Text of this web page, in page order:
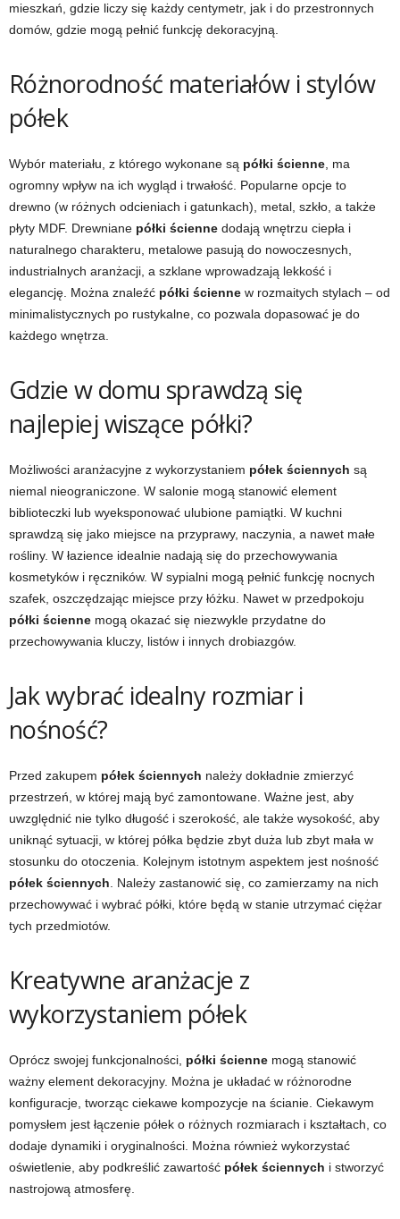
mieszkań, gdzie liczy się każdy centymetr, jak i do przestronnych
domów, gdzie mogą pełnić funkcję dekoracyjną.
Różnorodność materiałów i stylów
półek
Wybór materiału, z którego wykonane są półki ścienne , ma
ogromny wpływ na ich wygląd i trwałość. Popularne opcje to
drewno (w różnych odcieniach i gatunkach), metal, szkło, a także
płyty MDF. Drewniane półki ścienne dodają wnętrzu ciepła i
naturalnego charakteru, metalowe pasują do nowoczesnych,
industrialnych aranżacji, a szklane wprowadzają lekkość i
elegancję. Można znaleźć półki ścienne w rozmaitych stylach – od
minimalistycznych po rustykalne, co pozwala dopasować je do
każdego wnętrza.
Gdzie w domu sprawdzą się
najlepiej wiszące półki?
Możliwości aranżacyjne z wykorzystaniem półek ściennych są
niemal nieograniczone. W salonie mogą stanowić element
biblioteczki lub wyeksponować ulubione pamiątki. W kuchni
sprawdzą się jako miejsce na przyprawy, naczynia, a nawet małe
rośliny. W łazience idealnie nadają się do przechowywania
kosmetyków i ręczników. W sypialni mogą pełnić funkcję nocnych
szafek, oszczędzając miejsce przy łóżku. Nawet w przedpokoju
półki ścienne mogą okazać się niezwykle przydatne do
przechowywania kluczy, listów i innych drobiazgów.
Jak wybrać idealny rozmiar i
nośność?
Przed zakupem półek ściennych należy dokładnie zmierzyć
przestrzeń, w której mają być zamontowane. Ważne jest, aby
uwzględnić nie tylko długość i szerokość, ale także wysokość, aby
uniknąć sytuacji, w której półka będzie zbyt duża lub zbyt mała w
stosunku do otoczenia. Kolejnym istotnym aspektem jest nośność
półek ściennych . Należy zastanowić się, co zamierzamy na nich
przechowywać i wybrać półki, które będą w stanie utrzymać ciężar
tych przedmiotów.
Kreatywne aranżacje z
wykorzystaniem półek
Oprócz swojej funkcjonalności, półki ścienne mogą stanowić
ważny element dekoracyjny. Można je układać w różnorodne
konfiguracje, tworząc ciekawe kompozycje na ścianie. Ciekawym
pomysłem jest łączenie półek o różnych rozmiarach i kształtach, co
dodaje dynamiki i oryginalności. Można również wykorzystać
oświetlenie, aby podkreślić zawartość półek ściennych i stworzyć
nastrojową atmosferę.